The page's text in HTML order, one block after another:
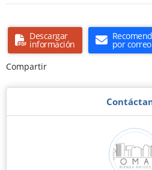
Descargar
información
por
Compartir